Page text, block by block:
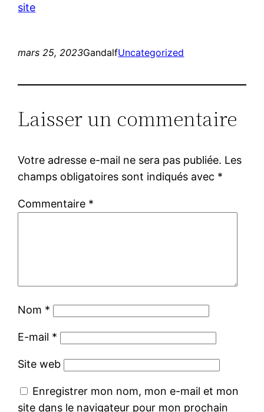
site
mars 25, 2023GandalfUncategorized
Laisser un commentaire
Votre adresse e-mail ne sera pas publiée. Les
champs obligatoires sont indiqués avec *
Commentaire *
Nom *
E-mail *
Site web
Enregistrer mon nom, mon e-mail et mon
site dans le navigateur pour mon prochain